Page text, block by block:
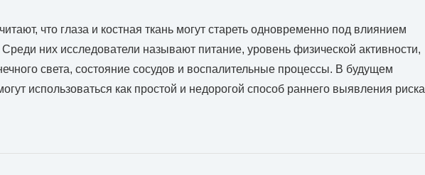
что глаза и костная ткань могут стареть одновременно под влиянием
них исследователи называют питание, уровень физической активности,
света, состояние сосудов и воспалительные процессы. В будущем
использоваться как простой и недорогой способ раннего выявления риска